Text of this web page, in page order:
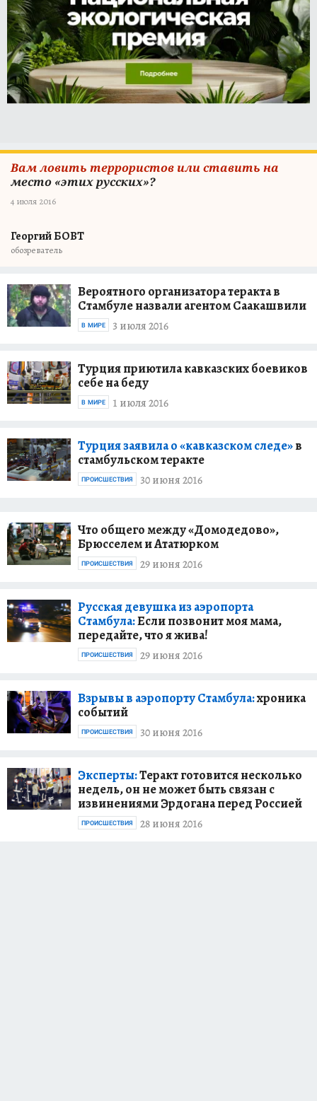
Вам ловить террористов или ставить на
место «этих русских»?
4 июля 2016
Георгий БОВТ
обозреватель
Вероятного организатора теракта в
Стамбуле назвали агентом Саакашвили
3 июля 2016
В МИРЕ
Турция приютила кавказских боевиков
себе на беду
1 июля 2016
В МИРЕ
Турция заявила о «кавказском следе»в
стамбульском теракте
30 июня 2016
ПРОИСШЕСТВИЯ
Что общего между «Домодедово»,
Брюсселем и Ататюрком
29 июня 2016
ПРОИСШЕСТВИЯ
Русская девушка из аэропорта
Стамбула:Если позвонит моя мама,
передайте, что я жива!
29 июня 2016
ПРОИСШЕСТВИЯ
Взрывы в аэропорту Стамбула:хроника
событий
30 июня 2016
ПРОИСШЕСТВИЯ
Эксперты:Теракт готовится несколько
недель, он не может быть связан с
извинениями Эрдогана перед Россией
28 июня 2016
ПРОИСШЕСТВИЯ